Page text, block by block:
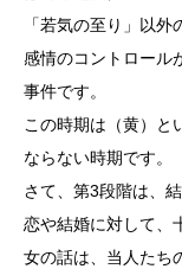
「若気の至り」以外
感情のコントロール
事件です。
この時期は（黄）と
ならない時期です。
さて、第3段階は、
恋や結婚に対して、
女の話は、当人たち